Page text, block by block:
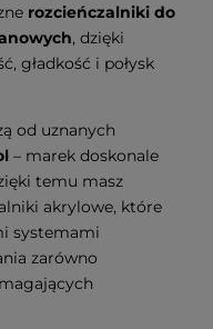
rozcieńczalniki do
, dzięki
gładkość i połysk
od uznanych
– marek doskonale
temu masz
akrylowe, które
systemami
zarówno